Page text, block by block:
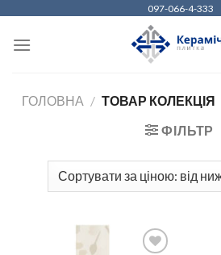
content
097-066-4-333
ГОЛОВНА / ТОВАР КОЛЕКЦІЯ
ФІЛЬТР